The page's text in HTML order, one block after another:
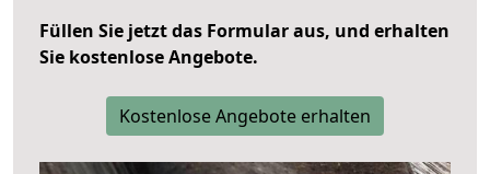
Füllen Sie jetzt das Formular aus, und erhalten
Sie kostenlose Angebote.
Kostenlose Angebote erhalten